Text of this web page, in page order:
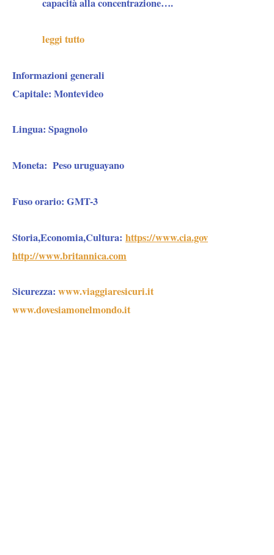
capacità alla concentrazione….
leggi tutto
Informazioni generali
Capitale: Montevideo
Lingua: Spagnolo
Moneta: Peso uruguayano
Fuso orario: GMT-3
Storia,Economia,Cultura: https://www.cia.gov
http://www.britannica.com
Sicurezza: www.viaggiaresicuri.it
www.dovesiamonelmondo.it